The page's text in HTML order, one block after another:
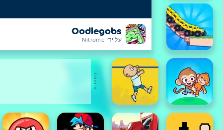
Oodlegobs
על ידי Nitrome
פרסומת